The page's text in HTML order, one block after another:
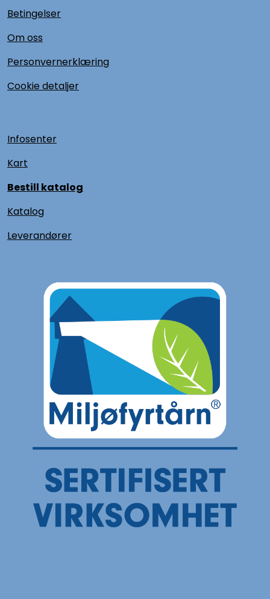
Betingelser
Om oss
Personvernerklæring
Cookie detaljer
Infosenter
Kart
Bestill katalog
Katalog
Leverandører